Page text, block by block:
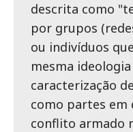
descrita como
por grupos
ou indivíduos
mesma
caracterização
como partes
conflito armado